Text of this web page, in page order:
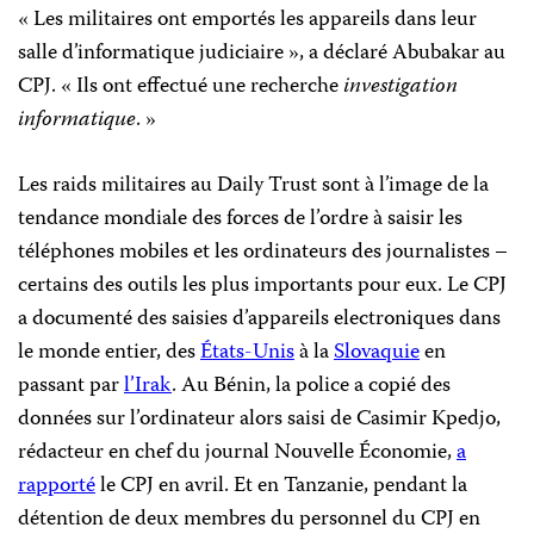
« Les militaires ont emportés les appareils dans leur
salle d’informatique judiciaire », a déclaré Abubakar au
CPJ. « Ils ont effectué une rechercheinvestigation
informatique. »
Les raids militaires au Daily Trust sont à l’image de la
tendance mondiale des forces de l’ordre à saisir les
téléphones mobiles et les ordinateurs des journalistes –
certains des outils les plus importants pour eux. Le CPJ
a documenté des saisies d’appareils electroniques dans
le monde entier, desÉtats-Unisà laSlovaquieen
passant parl’Irak. Au Bénin, la police a copié des
données sur l’ordinateur alors saisi de Casimir Kpedjo,
rédacteur en chef du journal Nouvelle Économie,a
rapportéle CPJ en avril. Et en Tanzanie, pendant la
détention de deux membres du personnel du CPJ en